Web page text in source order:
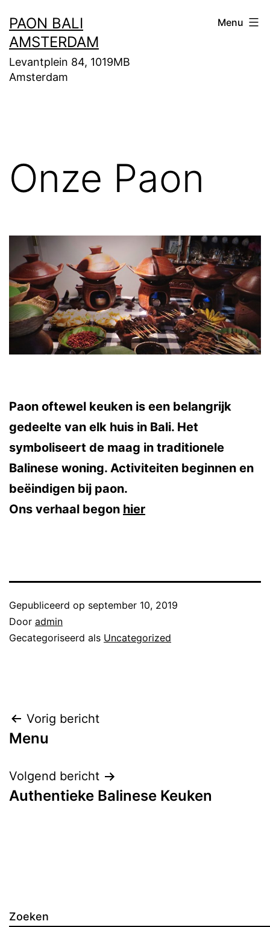
naar
de
inhoud
PAON BALI
AMSTERDAM
Levantplein 84, 1019MB
Amsterdam
Menu
Onze Paon
Paon oftewel keuken is een belangrijk
gedeelte van elk huis in Bali. Het
symboliseert de maag in traditionele
Balinese woning. Activiteiten beginnen en
beëindigen bij paon.
Ons verhaal begon hier
Gepubliceerd op september 10, 2019
Door admin
Gecategoriseerd als Uncategorized
Bericht
navigatie
Vorig bericht
Menu
Volgend bericht
Authentieke Balinese Keuken
Zoeken